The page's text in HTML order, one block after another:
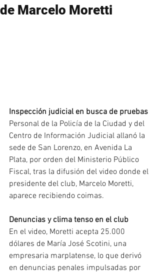
de Marcelo Moretti
Inspección judicial en busca de pruebas
Personal de la Policía de la Ciudad y del
Centro de Información Judicial allanó la
sede de San Lorenzo, en Avenida La
Plata, por orden del Ministerio Público
Fiscal, tras la difusión del video donde el
presidente del club, Marcelo Moretti,
aparece recibiendo coimas.
Denuncias y clima tenso en el club
En el video, Moretti acepta 25.000
dólares de María José Scotini, una
empresaria marplatense, lo que derivó
en denuncias penales impulsadas por